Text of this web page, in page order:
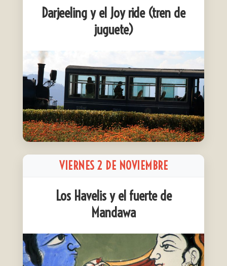
Darjeeling y el Joy ride (tren de
juguete)
VIERNES 2 DE NOVIEMBRE
Los Havelis y el fuerte de
Mandawa